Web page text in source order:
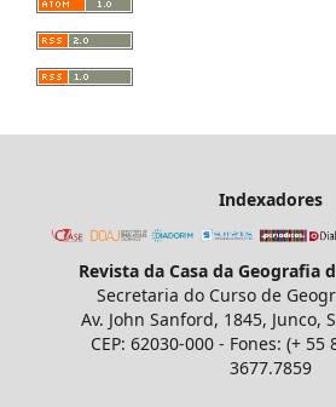
Indexadores
Revista da Casa da Geografia
Secretaria do Curso de
Av. John Sanford, 1845, Junco,
CEP: 62030-000 - Fones: (+ 55
3677.7859